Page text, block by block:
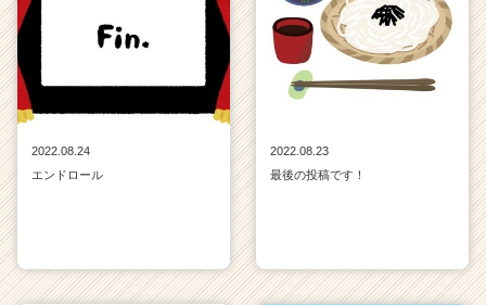
2022.08.24
エンドロール
2022.08.23
最後の投稿です！